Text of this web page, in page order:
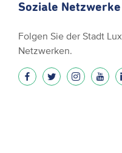
Soziale Netzwerke
Folgen Sie der Stadt
Netzwerken.